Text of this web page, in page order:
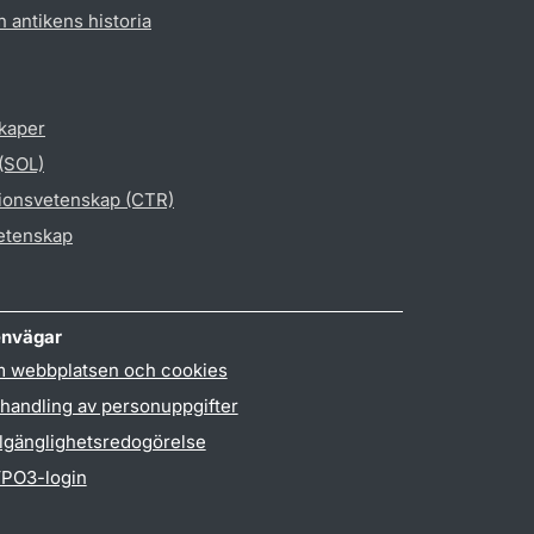
antikens historia
(CTR)
webbplatsen och cookies
av personuppgifter
login